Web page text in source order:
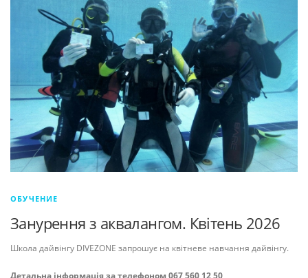
ОБУЧЕНИЕ
Занурення з аквалангом. Квітень 2026
Школа дайвінгу DIVEZONE запрошує на квітневе навчання дайвінгу.
Детальна інформація за телефоном 067 560 12 50